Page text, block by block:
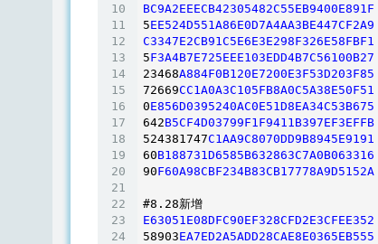
BC9A2EEECB42305482C55EB9400E891F
5EE524D551A86E0D7A4AA3BE447CF2A9
C3347E2CB91C5E6E3E298F326E58FBF1
5F3A4B7E725EEE103EDD4B7C56100B27
23468A884F0B120E7200E3F53D203F85
72669CC1A0A3C105FB8A0C5A38E50F51
0E856D0395240AC0E51D8EA34C53B675
642B5CF4D03799F1F9411B397EF3EFFB
524381747C1AA9C8070DD9B8945E9191
60B188731D6585B632863C7A0B063316
90F60A98CBF234B83CB17778A9D5152A
#8 .28
E63051E08DFC90EF328CFD2E3CFEE352
58903EA7ED2A5ADD28CAE8E0365EB555